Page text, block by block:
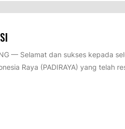
— Selamat dan sukses kepada
Raya (PADIRAYA) yang telah